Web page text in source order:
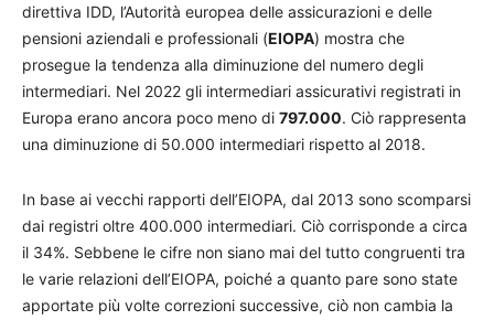
direttiva IDD, l’Autorità europea delle assicurazioni e delle
pensioni aziendali e professionali (EIOPA) mostra che
prosegue la tendenza alla diminuzione del numero degli
intermediari. Nel 2022 gli intermediari assicurativi registrati in
Europa erano ancora poco meno di 797.000. Ciò rappresenta
una diminuzione di 50.000 intermediari rispetto al 2018.
In base ai vecchi rapporti dell’EIOPA, dal 2013 sono scomparsi
dai registri oltre 400.000 intermediari. Ciò corrisponde a circa
il 34%. Sebbene le cifre non siano mai del tutto congruenti tra
le varie relazioni dell’EIOPA, poiché a quanto pare sono state
apportate più volte correzioni successive, ciò non cambia la